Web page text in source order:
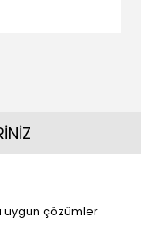
uygun çözümler